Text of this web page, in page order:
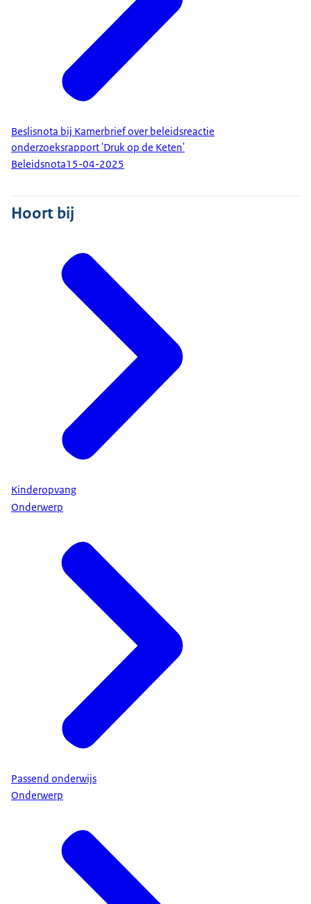
Beslisnota bij Kamerbrief over beleidsreactie
onderzoeksrapport 'Druk op de Keten'
Beleidsnota15-04-2025
Hoort bij
Kinderopvang
Onderwerp
Passend onderwijs
Onderwerp